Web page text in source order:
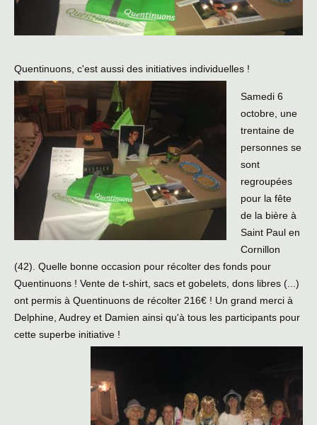
Quentinuons, c'est aussi des initiatives individuelles !
Samedi 6
octobre, une
trentaine de
personnes se
sont
regroupées
pour la fête
de la bière à
Saint Paul en
Cornillon
(42). Quelle bonne occasion pour récolter des fonds pour
Quentinuons ! Vente de t-shirt, sacs et gobelets, dons libres (...)
ont permis à Quentinuons de récolter 216€ ! Un grand merci à
Delphine, Audrey et Damien ainsi qu'à tous les participants pour
cette superbe initiative !